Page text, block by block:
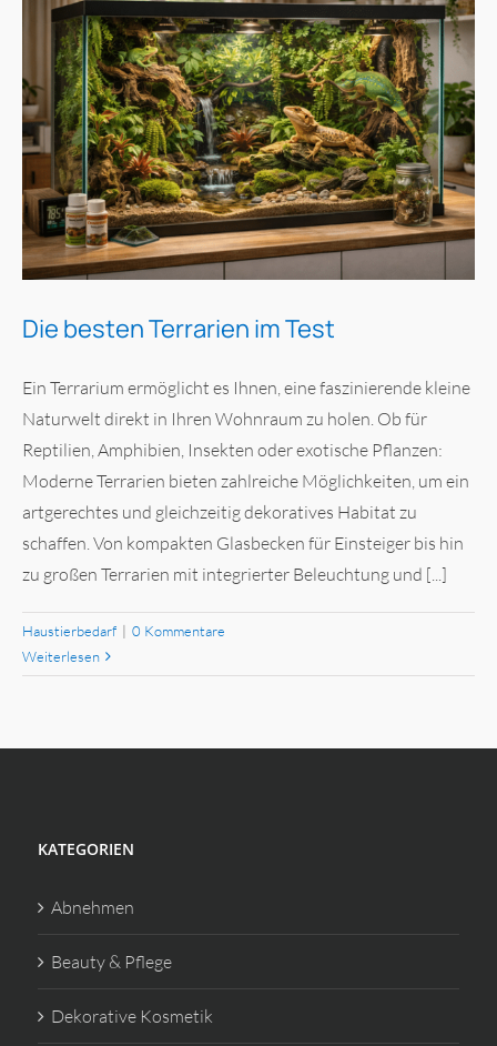
Die besten Terrarien im Test
Ein Terrarium ermöglicht es Ihnen, eine faszinierende kleine
Naturwelt direkt in Ihren Wohnraum zu holen. Ob für
Reptilien, Amphibien, Insekten oder exotische Pflanzen:
Moderne Terrarien bieten zahlreiche Möglichkeiten, um ein
artgerechtes und gleichzeitig dekoratives Habitat zu
schaffen. Von kompakten Glasbecken für Einsteiger bis hin
zu großen Terrarien mit integrierter Beleuchtung und [...]
Haustierbedarf | 0 Kommentare
Weiterlesen
KATEGORIEN
Abnehmen
Beauty & Pflege
Dekorative Kosmetik